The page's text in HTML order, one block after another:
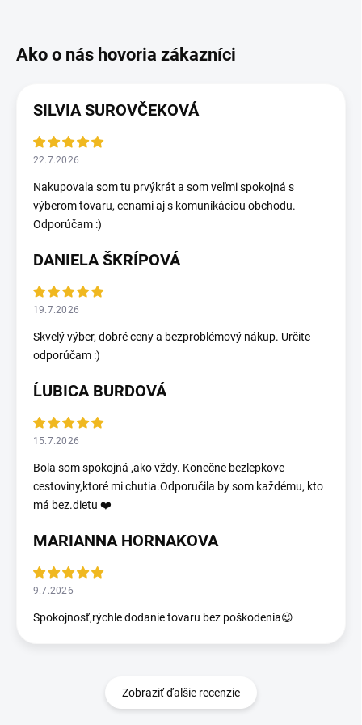
SILVIA SUROVČEKOVÁ
22.7.2026
Nakupovala som tu prvýkrát a som veľmi spokojná s
výberom tovaru, cenami aj s komunikáciou obchodu.
Odporúčam :)
DANIELA ŠKRÍPOVÁ
19.7.2026
Skvelý výber, dobré ceny a bezproblémový nákup. Určite
odporúčam :)
ĹUBICA BURDOVÁ
15.7.2026
Bola som spokojná ,ako vždy. Konečne bezlepkove
cestoviny,ktoré mi chutia.Odporučila by som každému, kto
má bez.dietu ❤️
MARIANNA HORNAKOVA
9.7.2026
Spokojnosť,rýchle dodanie tovaru bez poškodenia😉
Zobraziť ďalšie recenzie